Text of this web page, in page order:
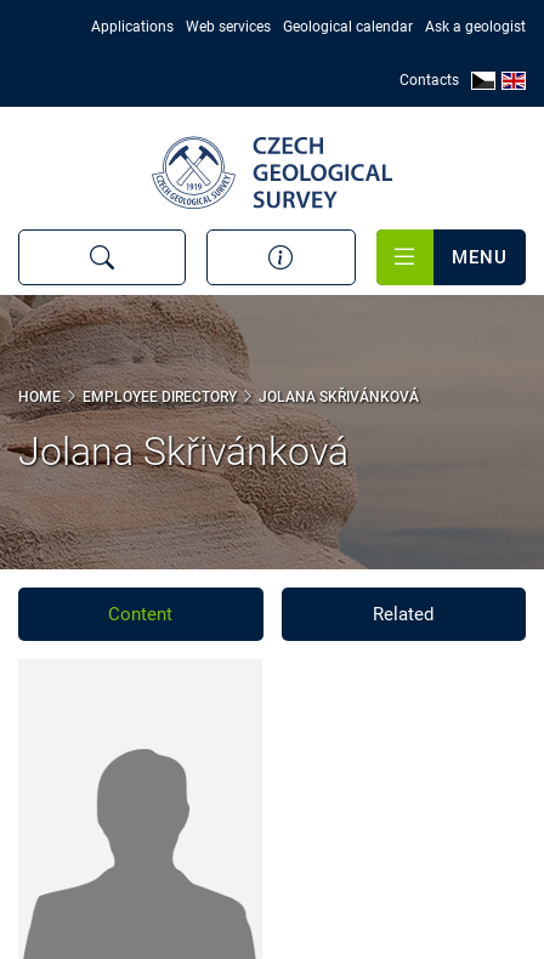
Applications Web services Geological calendar Ask a geologist
Contacts
MENU
HOME EMPLOYEE DIRECTORY JOLANA SKŘIVÁNKOVÁ
Jolana Skřivánková
Content Related